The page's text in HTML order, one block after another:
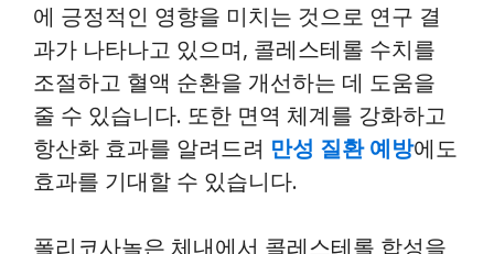
에 긍정적인 영향을 미치는 것으로 연구 결
과가 나타나고 있으며, 콜레스테롤 수치를
조절하고 혈액 순환을 개선하는 데 도움을
줄 수 있습니다. 또한 면역 체계를 강화하고
항산화 효과를 알려드려 만성 질환 예방에도
효과를 기대할 수 있습니다.
폴리코사놀은 체내에서 콜레스테롤 합성을